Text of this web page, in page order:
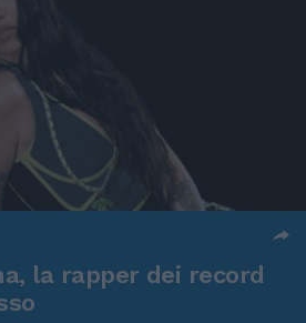
la rapper dei record